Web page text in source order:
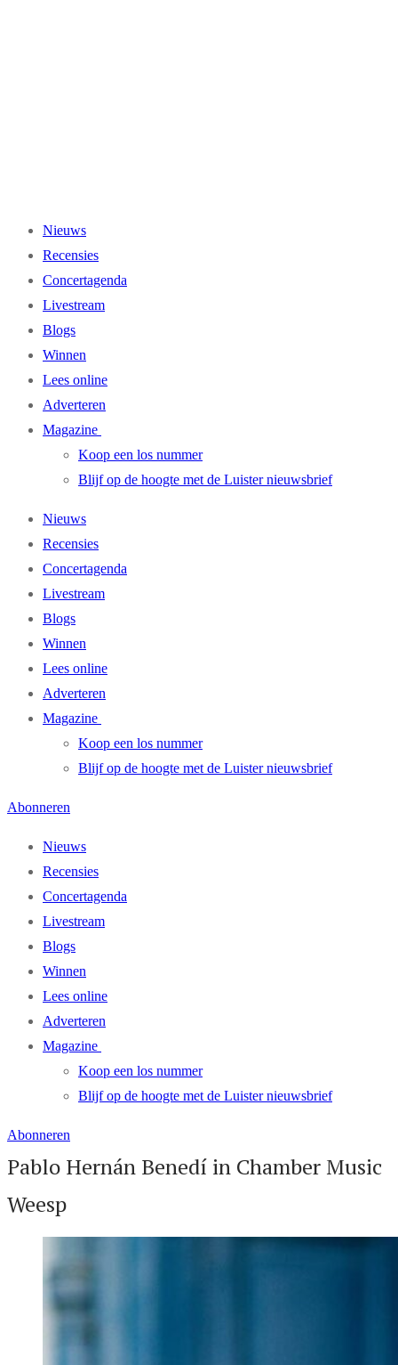
Nieuws
Recensies
Concertagenda
Livestream
Blogs
Winnen
Lees online
Adverteren
Magazine
Koop een los nummer
Blijf op de hoogte met de Luister nieuwsbrief
Nieuws
Recensies
Concertagenda
Livestream
Blogs
Winnen
Lees online
Adverteren
Magazine
Koop een los nummer
Blijf op de hoogte met de Luister nieuwsbrief
Abonneren
Nieuws
Recensies
Concertagenda
Livestream
Blogs
Winnen
Lees online
Adverteren
Magazine
Koop een los nummer
Blijf op de hoogte met de Luister nieuwsbrief
Abonneren
Pablo Hernán Benedí in Chamber Music
Weesp